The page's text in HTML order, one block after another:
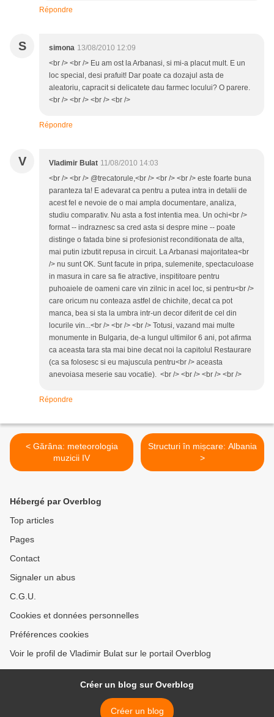
Répondre
S simona 13/08/2010 12:09
<br /> <br /> Eu am ost la Arbanasi, si mi-a placut mult. E un
loc special, desi prafuit! Dar poate ca dozajul asta de
aleatoriu, capracit si delicatete dau farmec locului? O parere.
<br /> <br /> <br /> <br />
Répondre
V Vladimir Bulat 11/08/2010 14:03
<br /> <br /> @trecatorule,<br /> <br /> <br /> este foarte buna
paranteza ta! E adevarat ca pentru a putea intra in detalii de
acest fel e nevoie de o mai ampla documentare, analiza,
studiu comparativ. Nu asta a fost intentia mea. Un ochi<br />
format -- indraznesc sa cred asta si despre mine -- poate
distinge o fatada bine si profesionist reconditionata de alta,
mai putin izbutit repusa in circuit. La Arbanasi majoritatea<br
/> nu sunt OK. Sunt facute in pripa, sulemenite, spectaculoase
in masura in care sa fie atractive, inspititoare pentru
puhoaiele de oameni care vin zilnic in acel loc, si pentru<br />
care oricum nu conteaza astfel de chichite, decat ca pot
manca, bea si sta la umbra intr-un decor diferit de cel din
locurile vin...<br /> <br /> <br /> Totusi, vazand mai multe
monumente in Bulgaria, de-a lungul ultimilor 6 ani, pot afirma
ca aceasta tara sta mai bine decat noi la capitolul Restaurare
(ca sa folosesc si eu majuscula pentru<br /> aceasta
anevoiasa meserie sau vocatie). <br /> <br /> <br /> <br />
Répondre
< Gărâna: meteorologia
muzicii IV
Structuri în mișcare: Albania
>
Hébergé par Overblog
Top articles
Pages
Contact
Signaler un abus
C.G.U.
Cookies et données personnelles
Préférences cookies
Voir le profil de Vladimir Bulat sur le portail Overblog
Créer un blog sur Overblog
Créer un blog